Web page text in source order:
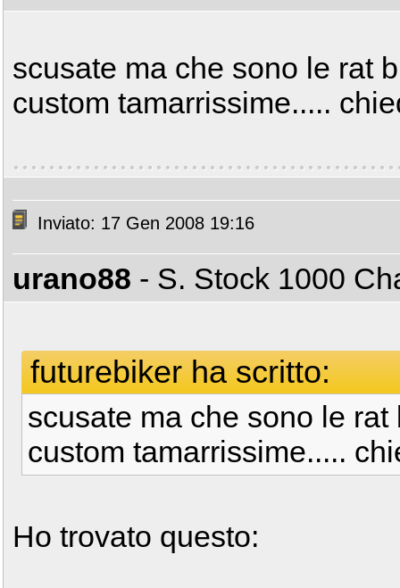
scusate ma che sono le rat
custom tamarrissime.....
Inviato: 17 Gen 2008 19:16
urano88 - S. Stock 1000
futurebiker ha scritto:
scusate ma che sono le
custom tamarrissime.....
Ho trovato questo: